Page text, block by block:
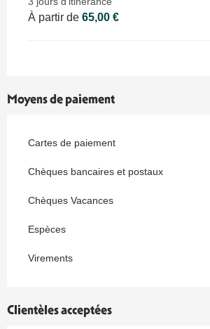
À partir de 65,00 €
Moyens de paiement
Cartes de paiement
Chèques bancaires et postaux
Chèques Vacances
Espèces
Virements
Clientèles acceptées